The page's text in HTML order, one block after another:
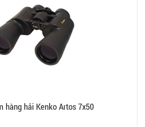
hàng hải Kenko Artos 7x50